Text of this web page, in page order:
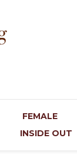
FEMALE
INSIDE OUT